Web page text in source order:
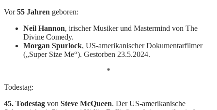
Vor55 Jahren geboren:
Neil Hannon, irischer Musiker und Mastermind von The
Divine Comedy.
Morgan Spurlock, US-amerikanischer Dokumentarfilmer
(„Super Size Me“). Gestorben 23.5.2024.
*
Todestag:
45. Todestag von Steve McQueen. Der US-amerikanische